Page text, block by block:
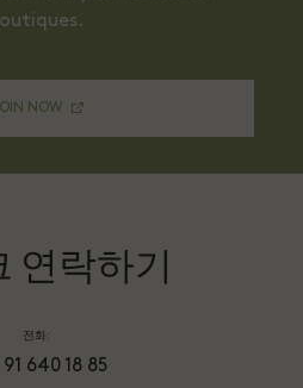
NOW
연락하기
전화:
640 18 85